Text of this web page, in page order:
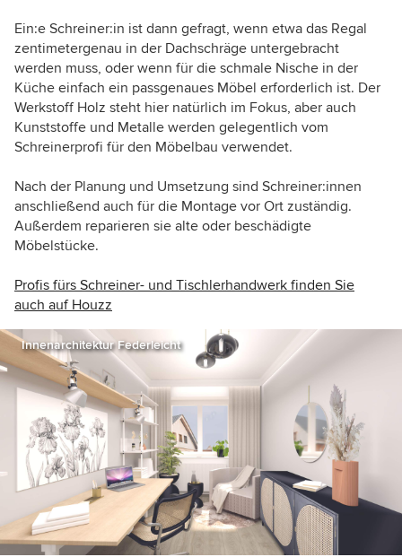
Ein:e Schreiner:in ist dann gefragt, wenn etwa das Regal
zentimetergenau in der Dachschräge untergebracht
werden muss, oder wenn für die schmale Nische in der
Küche einfach ein passgenaues Möbel erforderlich ist. Der
Werkstoff Holz steht hier natürlich im Fokus, aber auch
Kunststoffe und Metalle werden gelegentlich vom
Schreinerprofi für den Möbelbau verwendet.
Nach der Planung und Umsetzung sind Schreiner:innen
anschließend auch für die Montage vor Ort zuständig.
Außerdem reparieren sie alte oder beschädigte
Möbelstücke.
Profis fürs Schreiner- und Tischlerhandwerk finden Sie
auch auf Houzz
Innenarchitektur Federleicht